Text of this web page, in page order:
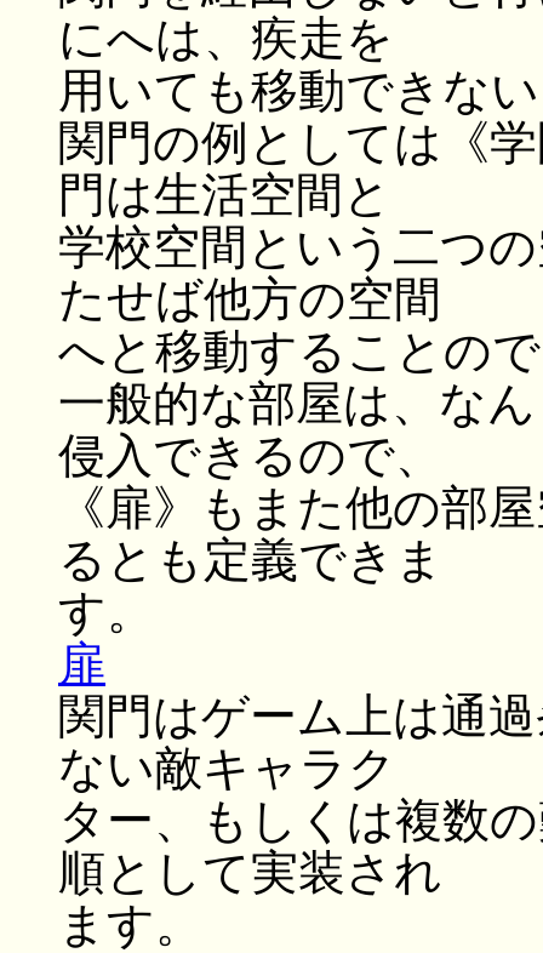
にへは、疾走を
用いても移動できな
関門の例としては《
門は生活空間と
学校空間という二つ
たせば他方の空間
へと移動することの
一般的な部屋は、な
侵入できるので、
《扉》もまた他の部
るとも定義できま
す。
扉
関門はゲーム上は通
ない敵キャラク
ター、もしくは複数
順として実装され
ます。